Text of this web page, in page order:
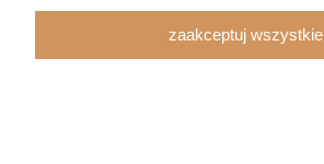
zaakceptuj wszystkie